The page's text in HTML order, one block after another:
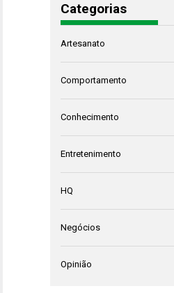
Categorias
Artesanato
Comportamento
Conhecimento
Entretenimento
HQ
Negócios
Opinião